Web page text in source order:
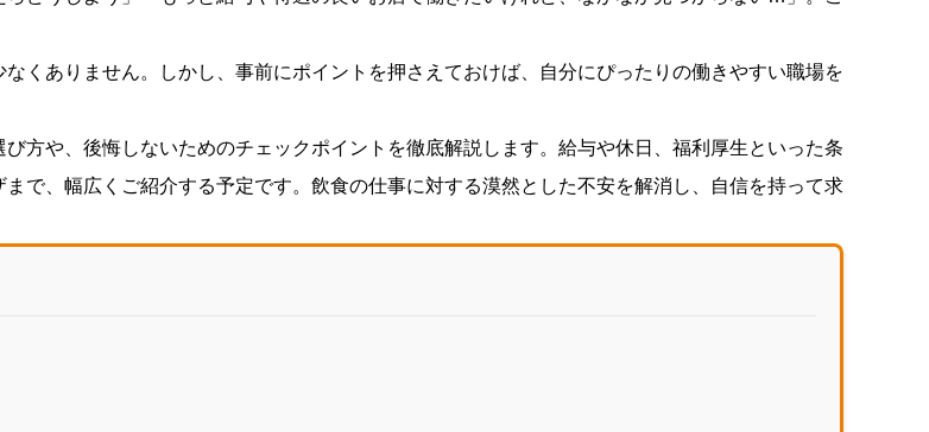
くありません。しかし、事前にポイントを押さえておけば、自分にぴったりの働きやすい職場を
方や、後悔しないためのチェックポイントを徹底解説します。給与や休日、福利厚生といった条
で、幅広くご紹介する予定です。飲食の仕事に対する漠然とした不安を解消し、自信を持って求